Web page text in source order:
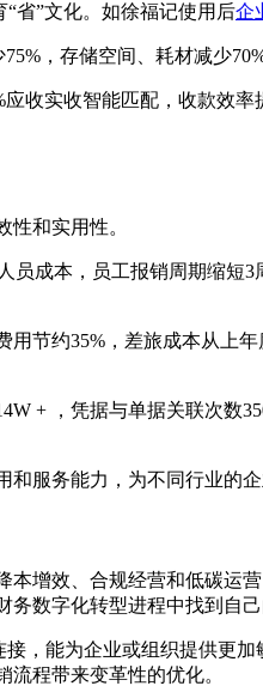
省”文化。如徐福记使用后企
，存储空间、耗材减少
收实收智能匹配，收款效
和实用性。
成本，员工报销周期缩
节约35%，差旅成本从上
+ ，凭据与单据关联次数
服务能力，为不同行业的
增效、合规经营和低碳
数字化转型进程中找到自己
，能为企业或组织提供更
程带来变革性的优化。